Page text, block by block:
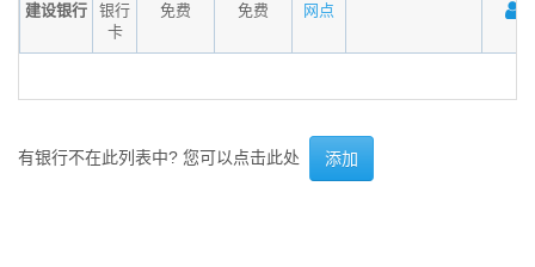
建设银行
银行
卡
免费 免费 网点
有银行不在此列表中? 您可以点击此处 添加